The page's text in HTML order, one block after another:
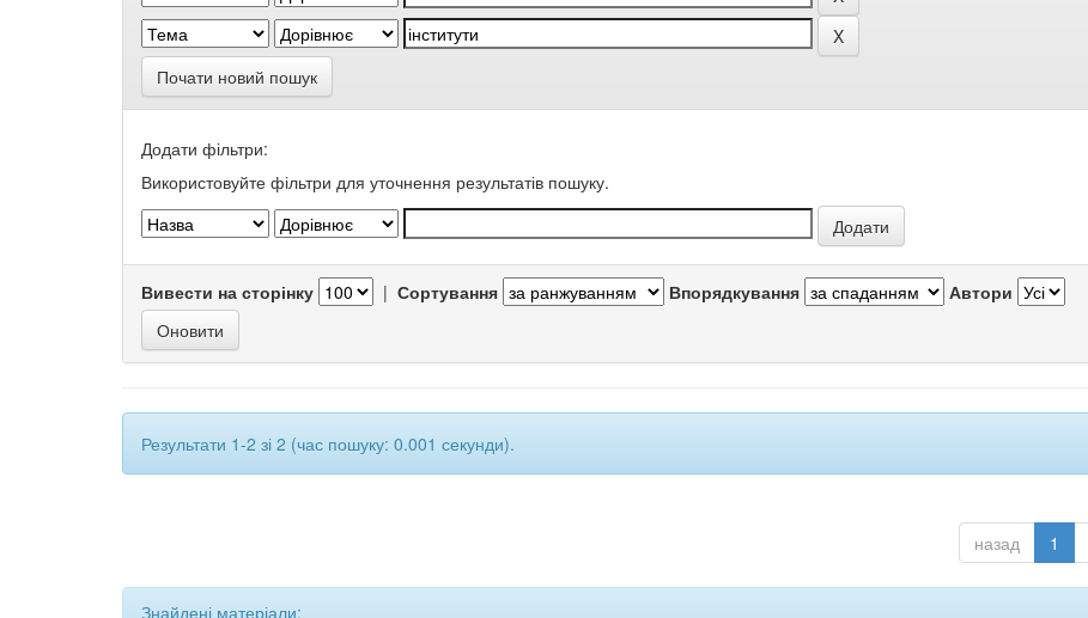
Почати новий пошук
Додати фільтри:
Використовуйте фільтри для уточнення результатів пошуку.
Вивести на сторінку | Сортування Впорядкування Автори
Результати 1-2 зі 2 (час пошуку: 0.001 секунди).
назад 1
Знайдені матеріали: